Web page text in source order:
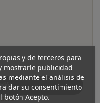
y de terceros para
mostrarle publicidad
mediante el análisis de
dar su consentimiento
botón Acepto.